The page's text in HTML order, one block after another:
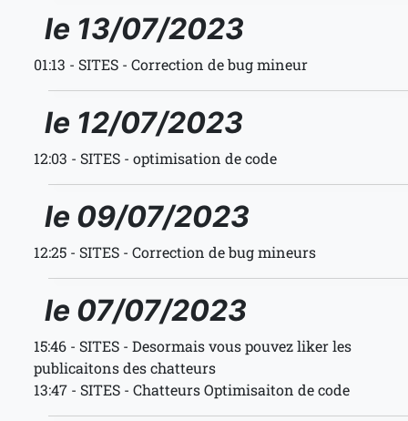
le 13/07/2023
01:13 - SITES - Correction de bug mineur
le 12/07/2023
12:03 - SITES - optimisation de code
le 09/07/2023
12:25 - SITES - Correction de bug mineurs
le 07/07/2023
15:46 - SITES - Desormais vous pouvez liker les
publicaitons des chatteurs
13:47 - SITES - Chatteurs Optimisaiton de code